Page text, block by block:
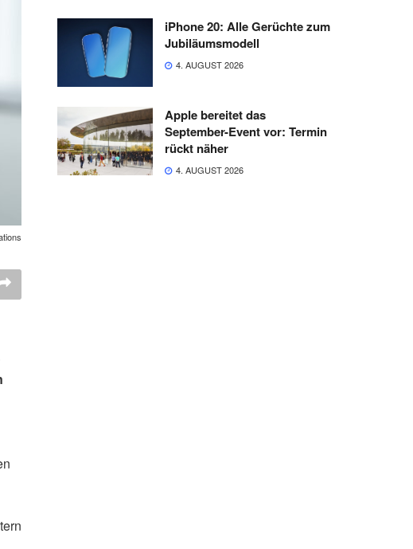
iPhone 20: Alle Gerüchte zum
Jubiläumsmodell
4. AUGUST 2026
Apple bereitet das
September-Event vor: Termin
rückt näher
4. AUGUST 2026